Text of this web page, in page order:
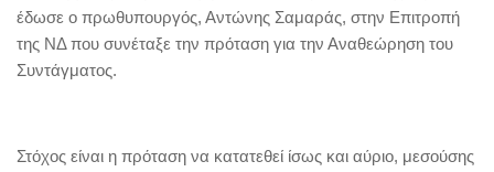
έδωσε ο πρωθυπουργός, Αντώνης Σαμαράς, στην Επιτροπή
της ΝΔ που συνέταξε την πρόταση για την Αναθεώρηση του
Συντάγματος.
Στόχος είναι η πρόταση να κατατεθεί ίσως και αύριο, μεσούσης